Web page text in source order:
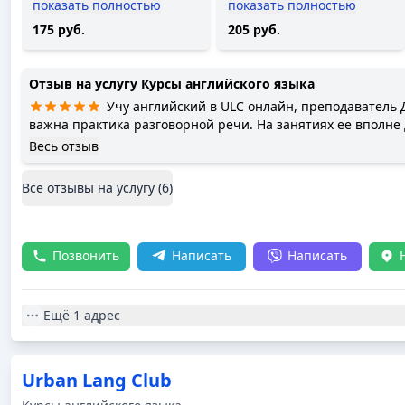
показать полностью
175 руб.
показать полностью
205 руб.
Отзыв на услугу Курсы английского языка
Учу английский в ULC онлайн,
важна практика разговорной речи. На занятиях ее
мне нравится, интересные темы и подача. Занимаемся по
присутствуют на занятиях. Для разговорной практики
эффективнее.
Весь отзыв
Все отзывы на услугу (6)
Позвонить Написать Написать
Ещё 1 адрес
Urban Lang Club